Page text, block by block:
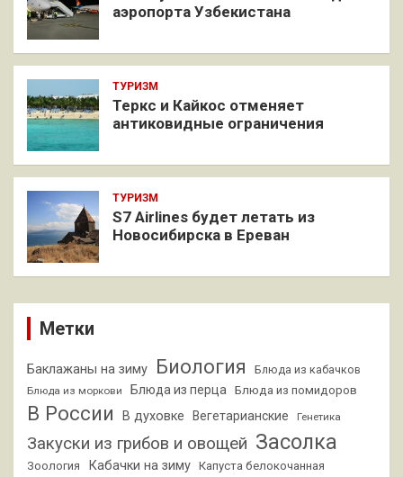
аэропорта Узбекистана
ТУРИЗМ
Теркс и Кайкос отменяет
антиковидные ограничения
ТУРИЗМ
S7 Airlines будет летать из
Новосибирска в Ереван
Метки
Баклажаны на зиму Биология Блюда из кабачков
Блюда из моркови Блюда из перца Блюда из помидоров
В России В духовке Вегетарианские Генетика
Закуски из грибов и овощей Засолка
Зоология Кабачки на зиму Капуста белокочанная